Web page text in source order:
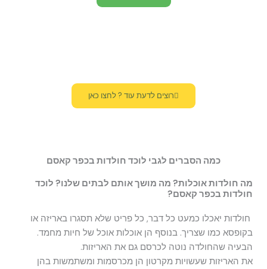
רוצים לדעת עוד ? לחצו כאן
כמה הסברים לגבי לוכד חולדות בכפר קאסם
מה חולדות אוכלות? מה מושך אותם לבתים שלנו? לוכד
חולדות בכפר קאסם?
חולדות יאכלו כמעט כל דבר, כל פריט שלא תסגרו באריזה או
בקופסא כמו שצריך. בנוסף הן אוכלות אוכל של חיות מחמד.
הבעיה שהחולדה נוטה לכרסם גם את האריזות.
את האריזות שעשויות מקרטון הן מכרסמות ומשתמשות בהן